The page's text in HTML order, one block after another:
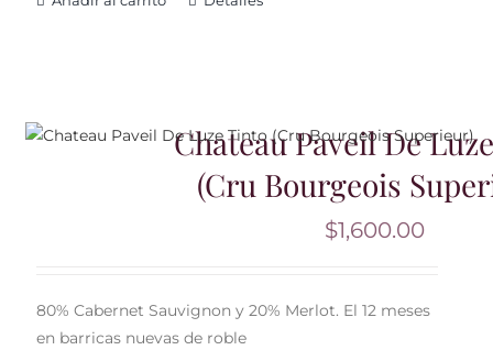
Chateau Paveil De
(Cru Bourgeois
$1,600.00
80% Cabernet Sauvignon y 20% Merlot. El 12 meses
en barricas nuevas de roble